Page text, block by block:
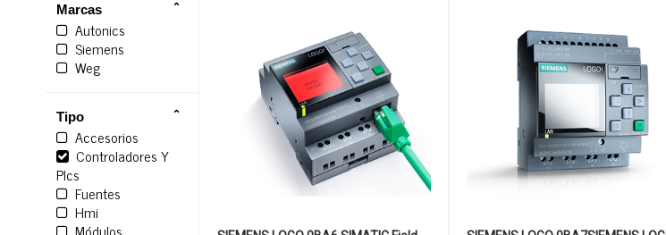
Marcas
Autonics
Siemens
Weg
Tipo
Accesorios
Controladores Y
Plcs
Fuentes
Hmi
Módulos